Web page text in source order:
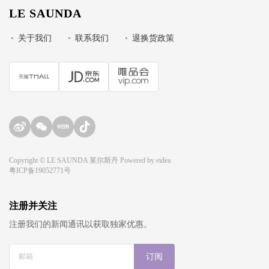
LE SAUNDA
• 关于我们 • 联系我们 • 退换货政策
Copyright © LE SAUNDA 莱尔斯丹 Powered by eidea
粤ICP备19052771号
注册并关注
注册我们的新闻通讯以获取独家优惠。
订阅